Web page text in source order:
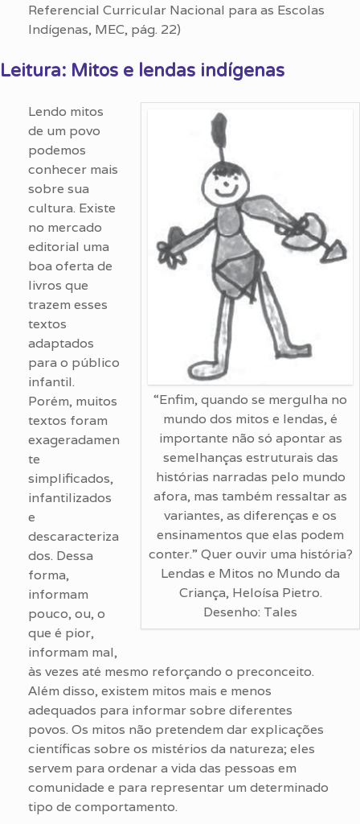
Referencial Curricular Nacional para as Escolas
Indígenas, MEC, pág. 22)
Leitura: Mitos e lendas indígenas
“Enfim, quando se mergulha no
mundo dos mitos e lendas, é
importante não só apontar as
semelhanças estruturais das
histórias narradas pelo mundo
afora, mas também ressaltar as
variantes, as diferenças e os
ensinamentos que elas podem
conter.” Quer ouvir uma história?
Lendas e Mitos no Mundo da
Criança, Heloísa Pietro.
Desenho: Tales
Lendo mitos
de um povo
podemos
conhecer mais
sobre sua
cultura. Existe
no mercado
editorial uma
boa oferta de
livros que
trazem esses
textos
adaptados
para o público
infantil.
Porém, muitos
textos foram
exageradamen
te
simplificados,
infantilizados
e
descaracteriza
dos. Dessa
forma,
informam
pouco, ou, o
que é pior,
informam mal,
às vezes até mesmo reforçando o preconceito.
Além disso, existem mitos mais e menos
adequados para informar sobre diferentes
povos. Os mitos não pretendem dar explicações
científicas sobre os mistérios da natureza; eles
servem para ordenar a vida das pessoas em
comunidade e para representar um determinado
tipo de comportamento.